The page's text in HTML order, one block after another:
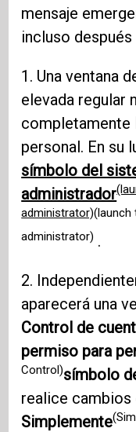
mensaje
incluso
1. Una ventana
elevada regular
completamente
personal. En su
símbolo del
administrador
administrator)(launch
administrator) .
2.
aparecerá una
Control de
permiso para
Control)símbolo
realice cambios
Simplemente